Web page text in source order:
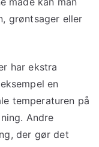
grøntsager eller
har ekstra
en
temperaturen på
Andre
der gør det